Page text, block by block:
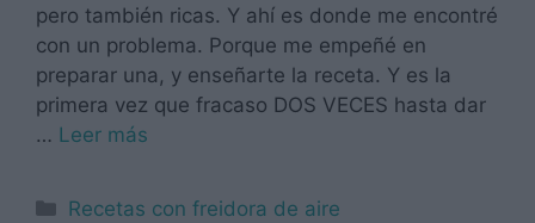
pero también ricas. Y ahí es donde me encontré
con un problema. Porque me empeñé en
preparar una, y enseñarte la receta. Y es la
primera vez que fracaso DOS VECES hasta dar
… Leer más
Categorías
Recetas con freidora de aire